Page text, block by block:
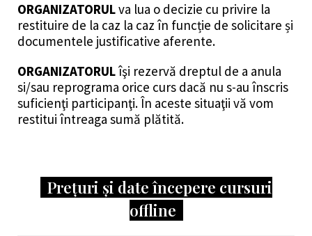
ORGANIZATORULva lua o decizie cu privire la
restituire de la caz la caz în funcție de solicitare și
documentele justificative aferente.
ORGANIZATORULîşi rezervă dreptul de a anula
si/sau reprograma orice curs dacă nu s-au înscris
suficienţi participanţi. În aceste situaţii vă vom
restitui întreaga sumă plătită.
Prețuri și date începere cursuri
offline